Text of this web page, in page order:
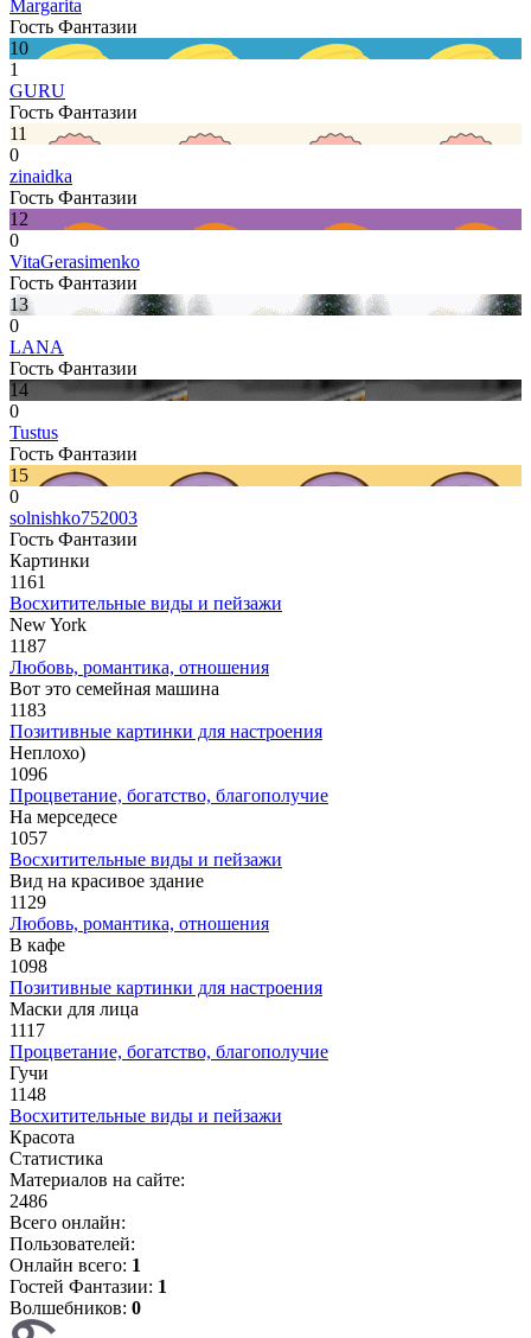
Margarita
Гость Фантазии
10
1
GURU
Гость Фантазии
11
0
zinaidka
Гость Фантазии
12
0
VitaGerasimenko
Гость Фантазии
13
0
LANA
Гость Фантазии
14
0
Tustus
Гость Фантазии
15
0
solnishko752003
Гость Фантазии
Картинки
1161
Восхитительные виды и пейзажи
New York
1187
Любовь, романтика, отношения
Вот это семейная машина
1183
Позитивные картинки для настроения
Неплохо)
1096
Процветание, богатство, благополучие
На мерседесе
1057
Восхитительные виды и пейзажи
Вид на красивое здание
1129
Любовь, романтика, отношения
В кафе
1098
Позитивные картинки для настроения
Маски для лица
1117
Процветание, богатство, благополучие
Гучи
1148
Восхитительные виды и пейзажи
Красота
Статистика
Материалов на сайте:
2486
Всего онлайн:
Пользователей:
Онлайн всего: 1
Гостей Фантазии: 1
Волшебников: 0